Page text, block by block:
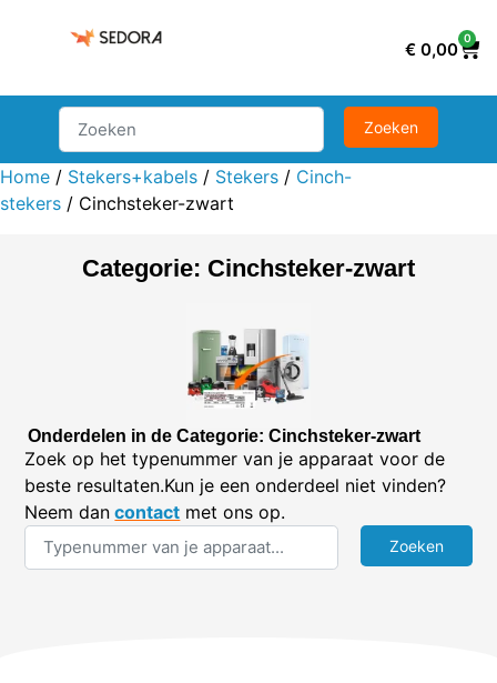
€ 0,00
0
Home / Stekers+kabels / Stekers / Cinch-
stekers / Cinchsteker-zwart
Categorie: Cinchsteker-zwart
Onderdelen in de Categorie: Cinchsteker-zwart
Zoek op het typenummer van je apparaat voor de
beste resultaten.Kun je een onderdeel niet vinden?
Neem dan contact met ons op.